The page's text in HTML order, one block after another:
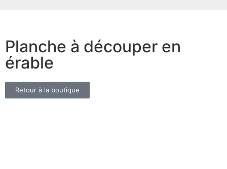
Planche à découper en
érable
Retour à la boutique